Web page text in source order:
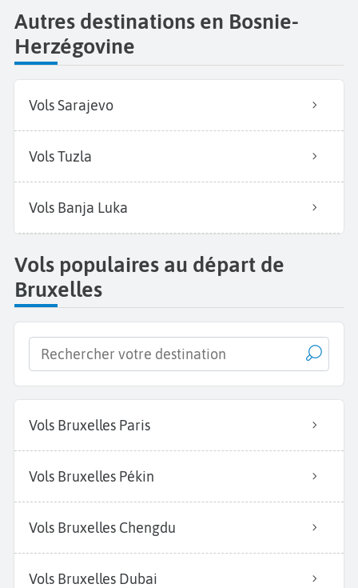
Autres destinations en Bosnie-
Herzégovine
Vols Sarajevo
Vols Tuzla
Vols Banja Luka
Vols populaires au départ de
Bruxelles
Vols Bruxelles Paris
Vols Bruxelles Pékin
Vols Bruxelles Chengdu
Vols Bruxelles Dubai